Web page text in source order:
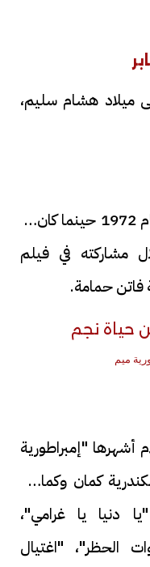
اليوم الذكرى الـ 68 على ميلاد هشام سليم،
بدأ هشام سليم مشواره الفني عام 1972 حينما كان في
مشاركته في فيلم
فاتن حمامة.
ميم
"إمبراطورية
كمان وكمان"،
دنيا يا غرامي"،
الحظر"، "اغتيال